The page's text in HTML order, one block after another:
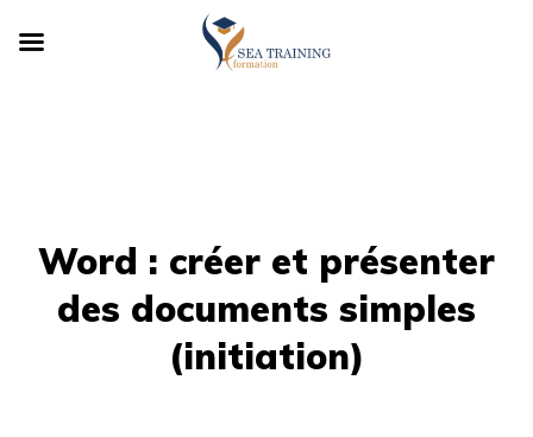
Word : créer et présenter
des documents simples
(initiation)